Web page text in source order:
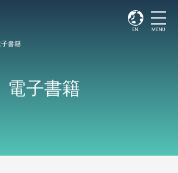
EN MENU
書籍
電子書籍